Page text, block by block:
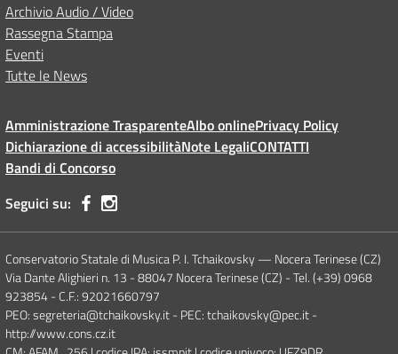
Archivio Audio / Video
Rassegna Stampa
Eventi
Tutte le News
Amministrazione TrasparenteAlbo onlinePrivacy Policy
Dichiarazione di accessibilitàNote LegaliCONTATTI
Bandi di Concorso
Seguici su:
Conservatorio Statale di Musica P. I. Tchaikovsky — Nocera Terinese (CZ)
Via Dante Alighieri n. 13 - 88047 Nocera Terinese (CZ) - Tel. (+39) 0968
923854 - C.F.: 92021660797
PEO: segreteria@tchaikovsky.it - PEC: tchaikovsky@pec.it -
http://www.cons.cz.it